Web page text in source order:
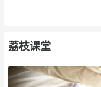
荔枝课堂